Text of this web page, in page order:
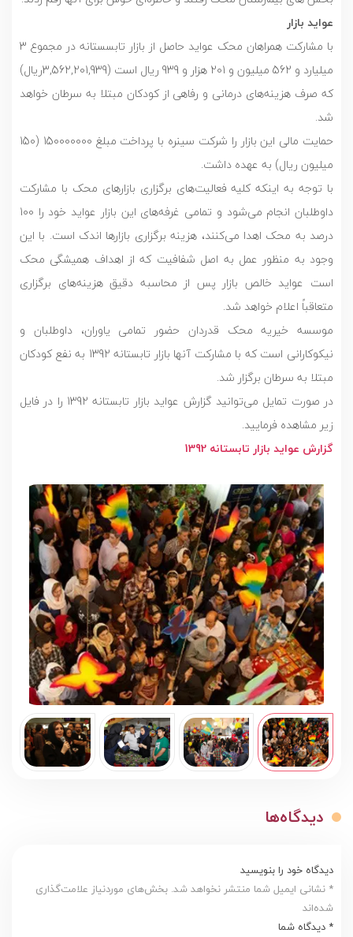
عواید بازار
با مشارکت همراهان محک عواید حاصل از بازار تابسستانه در مجموع 3
میلیارد و 562 میلیون و 201 هزار و 939 ریال است (3,562,201,939ریال)
که صرف هزینه‌های درمانی و رفاهی از کودکان مبتلا به سرطان خواهد
شد.
حمایت مالی این بازار را شرکت سینره با پرداخت مبلغ 150000000 (150
میلیون ریال) به عهده داشت.
با توجه به اینکه کلیه فعالیت‌های برگزاری بازارهای محک با مشارکت
داوطلبان انجام می‌شود و تمامی غرفه‌های این بازار عواید خود را 100
درصد به محک اهدا می‌کنند، هزینه برگزاری بازارها اندک است. با این
وجود به منظور عمل به اصل شفافیت که از اهداف همیشگی محک
است عواید خالص بازار پس از محاسبه دقیق هزینه‌های برگزاری
متعاقباً اعلام خواهد شد.
موسسه خیریه محک قدردان حضور تمامی یاوران، داوطلبان و
نیکوکارانی است که با مشارکت آنها بازار تابستانه 1392 به نفع کودکان
مبتلا به سرطان برگزار شد.
در صورت تمایل می‌توانید گزارش عواید بازار تابستانه 1392 را در فایل
زیر مشاهده فرمایید.
گزارش عواید بازار تابستانه 1392
دیدگاه‌ها
دیدگاه خود را بنویسید
* نشانی ایمیل شما منتشر نخواهد شد. بخش‌های موردنیاز علامت‌گذاری
شده‌اند
* دیدگاه شما